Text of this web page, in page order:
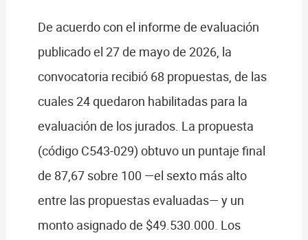
De acuerdo con el informe de evaluación
publicado el 27 de mayo de 2026, la
convocatoria recibió 68 propuestas, de las
cuales 24 quedaron habilitadas para la
evaluación de los jurados. La propuesta
(código C543-029) obtuvo un puntaje final
de 87,67 sobre 100 —el sexto más alto
entre las propuestas evaluadas— y un
monto asignado de $49.530.000. Los